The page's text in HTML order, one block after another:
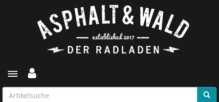
Toggle navigation